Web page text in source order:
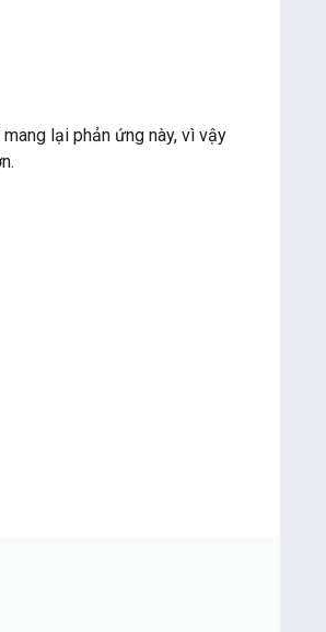
lại phản ứng này, vì vậy